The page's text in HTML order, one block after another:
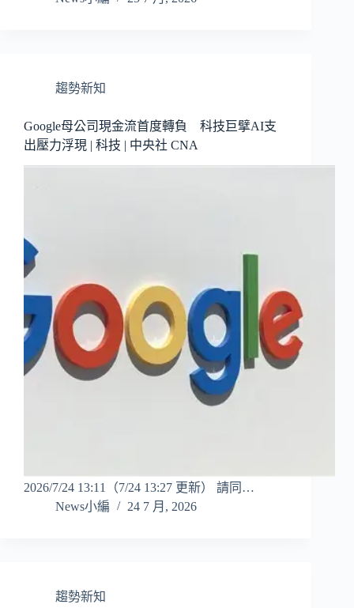
趨勢新知
Google母公司現金流首度轉負 科技巨擘AI支
出壓力浮現 | 科技 | 中央社 CNA
2026/7/24 13:11（7/24 13:27 更新） 請同…
News小編
24 7 月, 2026
趨勢新知